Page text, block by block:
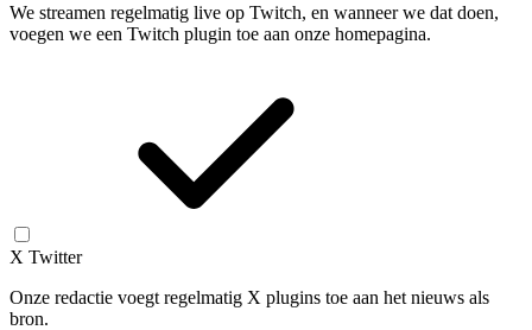
We streamen regelmatig live op Twitch, en wanneer we dat doen,
voegen we een Twitch plugin toe aan onze homepagina.
X Twitter
Onze redactie voegt regelmatig X plugins toe aan het nieuws als
bron.